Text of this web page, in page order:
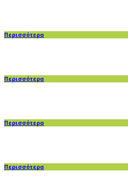
Περισσότερα
Περισσότερα
Περισσότερα
Περισσότερα